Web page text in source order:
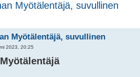
Myötälentäjä, suvullinen
Myötälentäjä, suvullinen
2023, 20:25